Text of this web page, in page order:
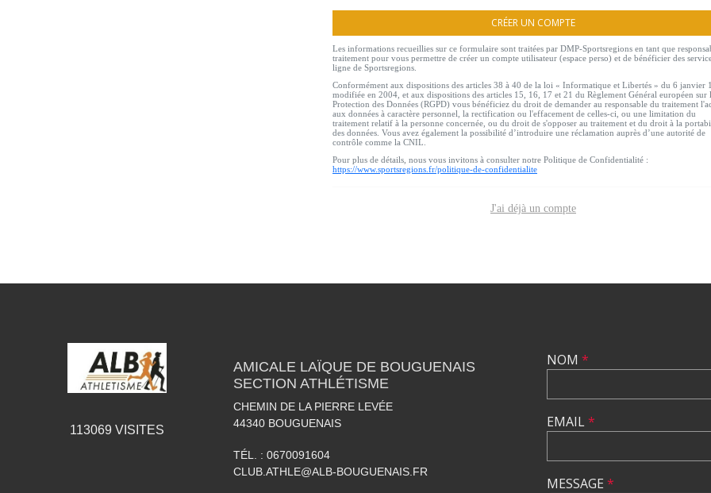
CRÉER UN COMPTE
Les informations recueillies sur ce formulaire sont traitées par DMP-Sportsregions en tant que
traitement pour vous permettre de créer un compte utilisateur (espace perso) et de bénéficier des
ligne de Sportsregions.
Conformément aux dispositions des articles 38 à 40 de la loi « Informatique et Libertés » du 6 janvier
modifiée en 2004, et aux dispositions des articles 15, 16, 17 et 21 du Règlement Général européen sur
Protection des Données (RGPD) vous bénéficiez du droit de demander au responsable du traitement
aux données à caractère personnel, la rectification ou l'effacement de celles-ci, ou une limitation du
traitement relatif à la personne concernée, ou du droit de s'opposer au traitement et du droit à la
des données. Vous avez également la possibilité d’introduire une réclamation auprès d’une autorité de
contrôle comme la CNIL.
Pour plus de détails, nous vous invitons à consulter notre Politique de Confidentialité :
https://www.sportsregions.fr/politique-de-confidentialite
J'ai déjà un compte
113069 VISITES
AMICALE LAÏQUE DE BOUGUENAIS
SECTION ATHLÉTISME
CHEMIN DE LA PIERRE LEVÉE
44340 BOUGUENAIS
TÉL. : 0670091604
CLUB.ATHLE@ALB-BOUGUENAIS.FR
NOM *
EMAIL*
MESSAGE *